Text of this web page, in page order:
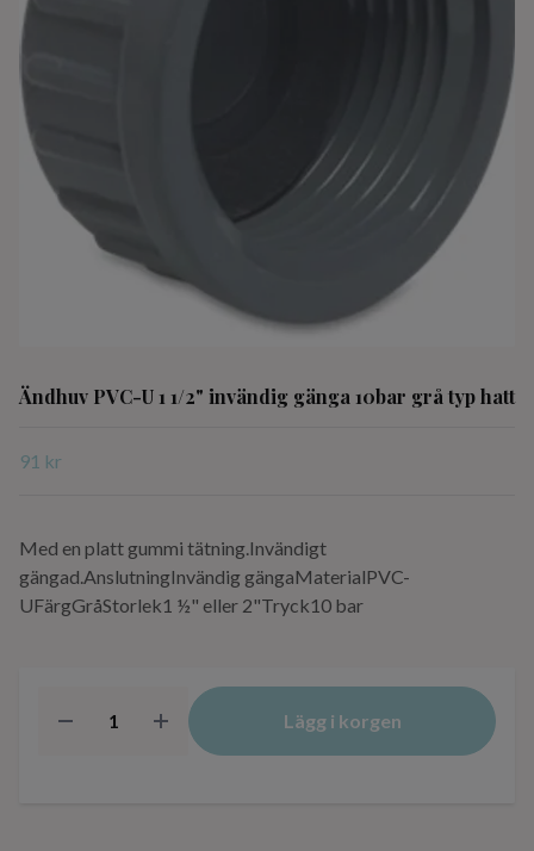
Ändhuv PVC-U 1 1/2" invändig gänga 10bar grå typ hatt
91 kr
Med en platt gummi tätning.Invändigt
gängad.AnslutningInvändig gängaMaterialPVC-
UFärgGråStorlek1 ½" eller 2"Tryck10 bar
Lägg i korgen